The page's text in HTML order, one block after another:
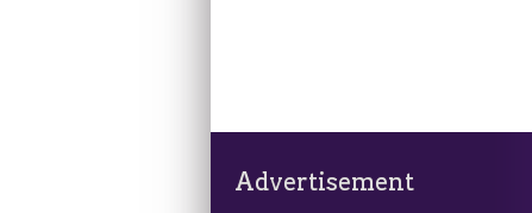
Advertisement